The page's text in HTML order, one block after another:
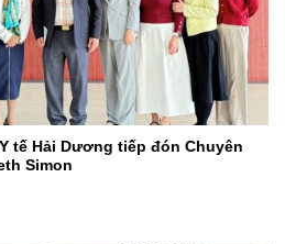
tế Hải Dương tiếp đón Chuyên
Simon